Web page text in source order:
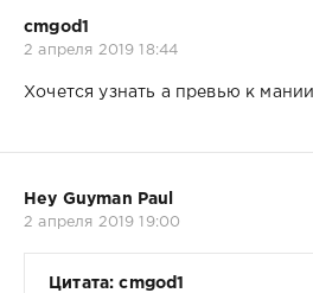
cmgod1
2 апреля 2019 18:44
Хочется узнать а превью к
Hey Guyman Paul
2 апреля 2019 19:00
Цитата: cmgod1